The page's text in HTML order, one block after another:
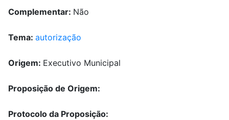
Complementar: Não
Tema: autorização
Origem: Executivo Municipal
Proposição de Origem:
Protocolo da Proposição: